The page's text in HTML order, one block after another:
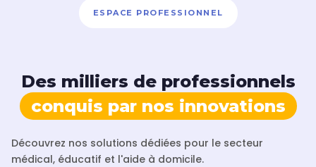
ESPACE PROFESSIONNEL
Des milliers de professionnels
conquis par nos innovations
Découvrez nos solutions dédiées pour le secteur
médical, éducatif et l'aide à domicile.